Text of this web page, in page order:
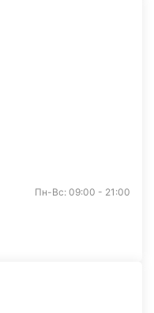
Пн-Вс: 09:00 - 21:00